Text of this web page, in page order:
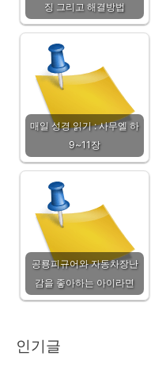
징 그리고 해결방법
매일 성경 읽기 : 사무엘 하
9~11장
공룡피규어와 자동차장난
감을 좋아하는 아이라면
인기글